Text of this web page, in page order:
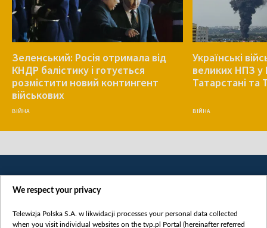
Зеленський: Росія отримала від
КНДР балістику і готується
розмістити новий контингент
військових
ВІЙНА
Українські
великих НПЗ у
Татарстані та
ВІЙНА
We respect your privacy
Telewizja Polska S.A. w likwidacji processes your personal data collected
when you visit individual websites on the tvp.pl Portal (hereinafter referred